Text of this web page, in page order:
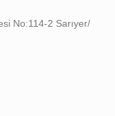
No:114-2 Sarıyer/